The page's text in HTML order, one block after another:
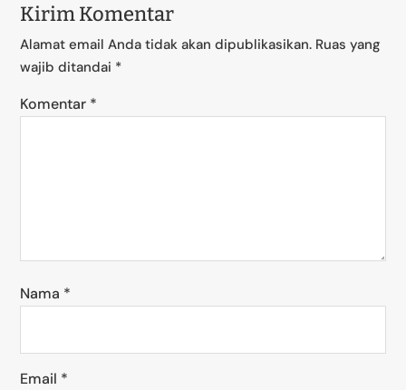
Kirim Komentar
Alamat email Anda tidak akan dipublikasikan. Ruas yang
wajib ditandai *
Komentar *
Nama *
Email *